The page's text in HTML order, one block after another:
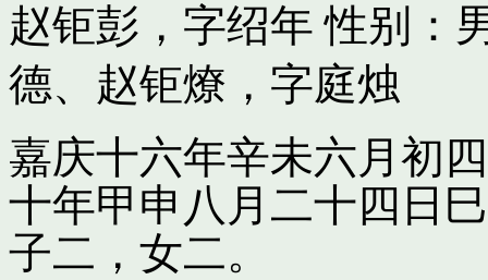
赵钜彭，字绍年 性别：
德、 赵钜燎，字庭烛
嘉庆十六年辛未六月初
十年甲申八月二十四日
子二，女二。